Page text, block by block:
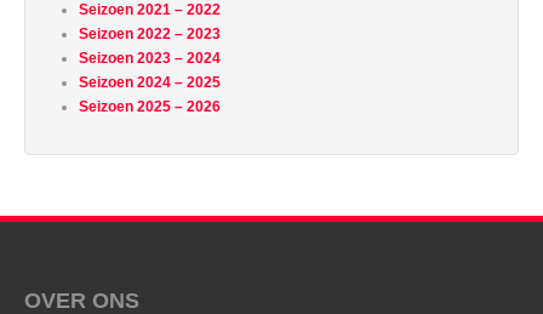
Seizoen 2021 – 2022
Seizoen 2022 – 2023
Seizoen 2023 – 2024
Seizoen 2024 – 2025
Seizoen 2025 – 2026
OVER ONS